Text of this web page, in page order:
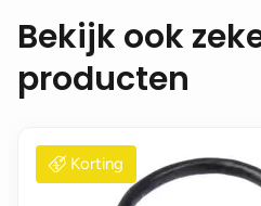
Bekijk ook
producten
Korting